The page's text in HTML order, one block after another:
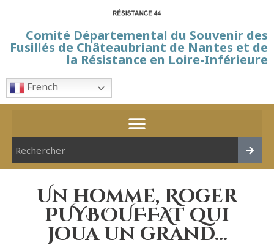
Comité Départemental du Souvenir des
Fusillés de Châteaubriant de Nantes et de
la Résistance en Loire-Inférieure
French
Un homme, Roger
PUYBOUFFAT qui
joua un grand…